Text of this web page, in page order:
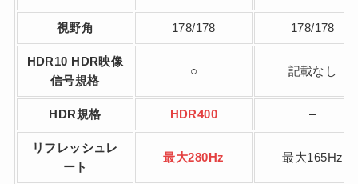
視野角 178/178 178/178
HDR10 HDR映像
信号規格
○ 記載なし
HDR規格 HDR400 –
リフレッシュレ
ート
最大280Hz 最大165Hz